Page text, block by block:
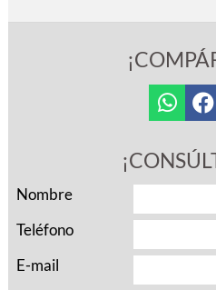
Nombre
Teléfono
E-mail